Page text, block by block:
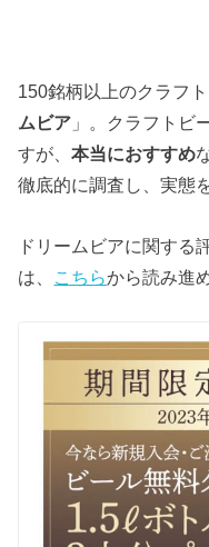
150銘柄以上のクラフ
ムビア 」。クラフトビ
すが、本当におすすめ
徹底的に調査し、実態
ドリームビアに関する
は、 こちらから読み進